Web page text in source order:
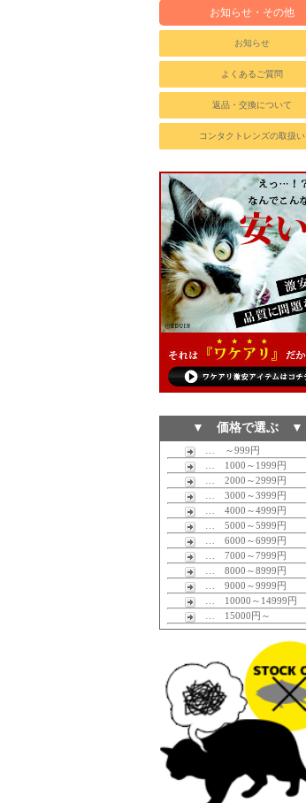
お知らせ・その他
お知らせ
よくあるご質問
返品・交換について
コンタクトレンズの取扱い
▼ 価格で選ぶ ▼
… ～999円
… 1000～1999円
… 2000～2999円
… 3000～3999円
… 4000～4999円
… 5000～5999円
… 6000～6999円
… 7000～7999円
… 8000～8999円
… 9000～9999円
… 10000～14999円
… 15000円～